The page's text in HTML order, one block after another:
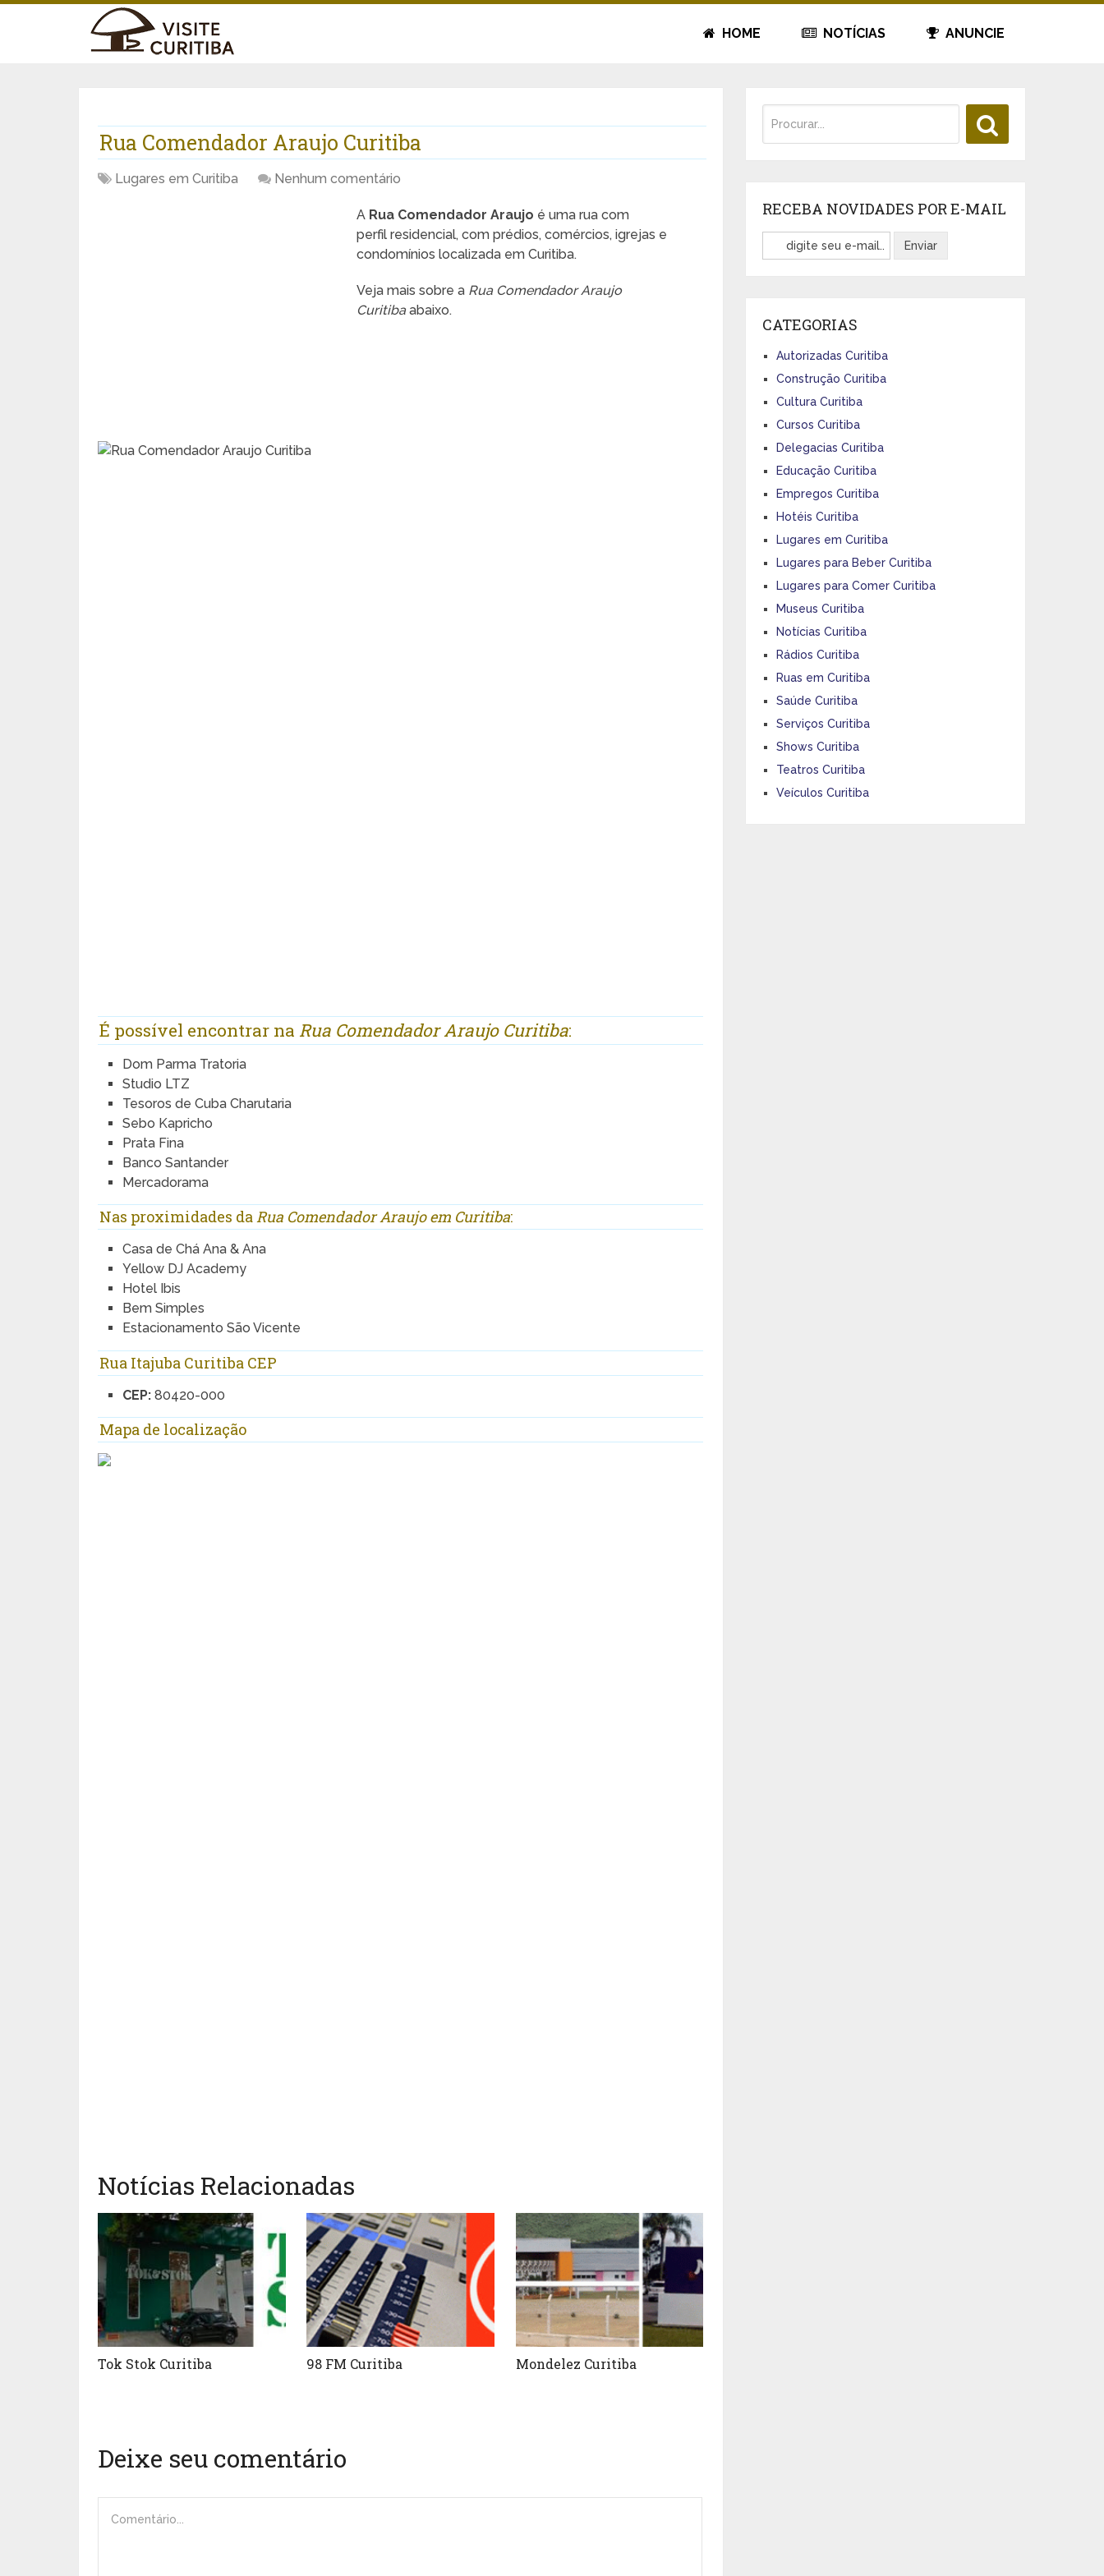
HOME NOTÍCIAS ANUNCIE
Rua Comendador Araujo Curitiba
Lugares em Curitiba Nenhum comentário
A Rua Comendador Araujo é uma rua com
perfil residencial, com prédios, comércios, igrejas e
condomínios localizada em Curitiba.
Veja mais sobre a Rua Comendador Araujo
Curitibaabaixo.
É possível encontrar na Rua Comendador Araujo Curitiba:
Dom Parma Tratoria
Studio LTZ
Tesoros de Cuba Charutaria
Sebo Kapricho
Prata Fina
Banco Santander
Mercadorama
Nas proximidades daRua Comendador Araujo em Curitiba:
Casa de Chá Ana & Ana
Yellow DJ Academy
Hotel Ibis
Bem Simples
Estacionamento São Vicente
Rua Itajuba Curitiba CEP
CEP:80420-000
Mapa de localização
Notícias Relacionadas
Tok Stok Curitiba 98 FM Curitiba Mondelez Curitiba
Deixe seu comentário
RECEBA NOVIDADES POR E-MAIL
CATEGORIAS
Autorizadas Curitiba
Construção Curitiba
Cultura Curitiba
Cursos Curitiba
Delegacias Curitiba
Educação Curitiba
Empregos Curitiba
Hotéis Curitiba
Lugares em Curitiba
Lugares para Beber Curitiba
Lugares para Comer Curitiba
Museus Curitiba
Notícias Curitiba
Rádios Curitiba
Ruas em Curitiba
Saúde Curitiba
Serviços Curitiba
Shows Curitiba
Teatros Curitiba
Veículos Curitiba